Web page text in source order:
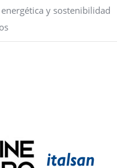
y sostenibilidad